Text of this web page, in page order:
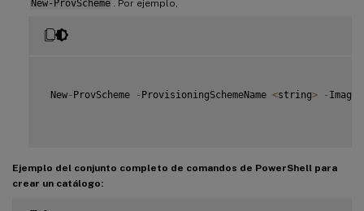
New-ProvScheme
. Por ejemplo,
New- ProvScheme - ProvisioningSchemeName <string> -
Ejemplo del conjunto completo de comandos de PowerShell para
crear un catálogo: